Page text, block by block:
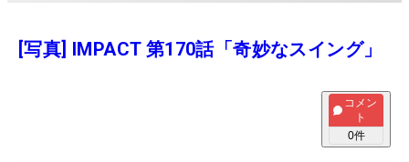
[写真] IMPACT 第170話「奇妙なスイング」
コメン
ト
0件